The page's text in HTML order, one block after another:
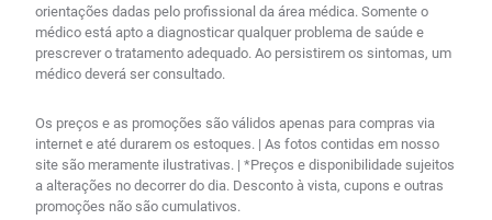
orientações dadas pelo profissional da área médica. Somente o
médico está apto a diagnosticar qualquer problema de saúde e
prescrever o tratamento adequado. Ao persistirem os sintomas, um
médico deverá ser consultado.
Os preços e as promoções são válidos apenas para compras via
internet e até durarem os estoques. | As fotos contidas em nosso
site são meramente ilustrativas. | *Preços e disponibilidade sujeitos
a alterações no decorrer do dia. Desconto à vista, cupons e outras
promoções não são cumulativos.